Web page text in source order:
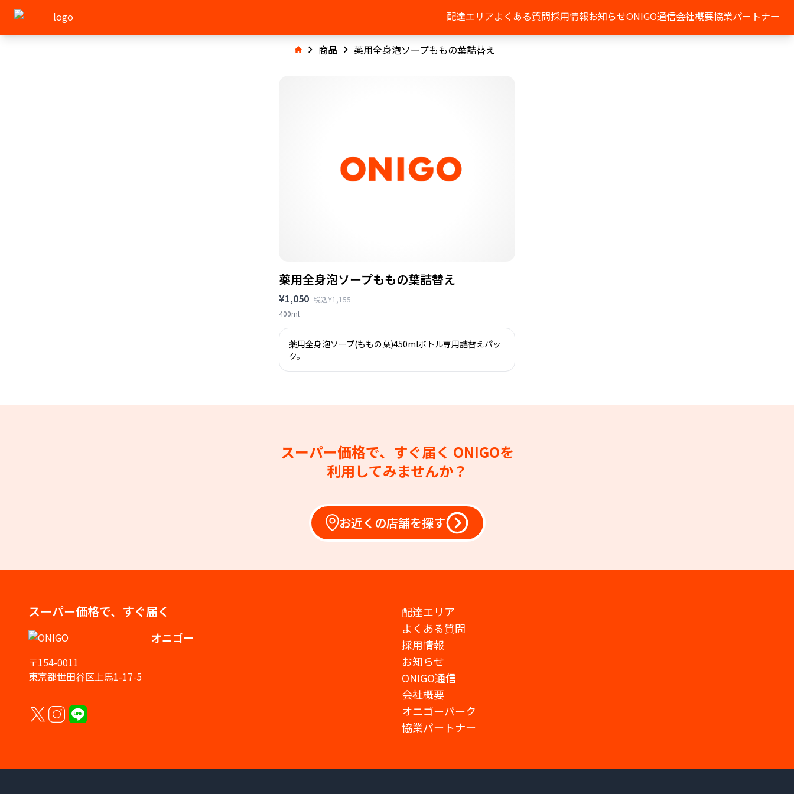
配達エリアよくある質問採用情報お知らせONIGO通信会社概要協業パートナー
商品 薬用全身泡ソープももの葉詰替え
薬用全身泡ソープももの葉詰替え
¥1,050 税込¥1,155
400ml
薬用全身泡ソープ(ももの葉)450mlボトル専用詰替えパッ
ク。
スーパー価格で、すぐ届く ONIGOを
利用してみませんか？
お近くの店舗を探す
スーパー価格で、すぐ届く
オニゴー
〒154-0011
東京都世田谷区上馬1-17-5
配達エリア
よくある質問
採用情報
お知らせ
ONIGO通信
会社概要
オニゴーパーク
協業パートナー